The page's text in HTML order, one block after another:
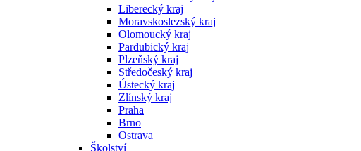
Liberecký kraj
Moravskoslezský kraj
Olomoucký kraj
Pardubický kraj
Plzeňský kraj
Středočeský kraj
Ústecký kraj
Zlínský kraj
Praha
Brno
Ostrava
Školství